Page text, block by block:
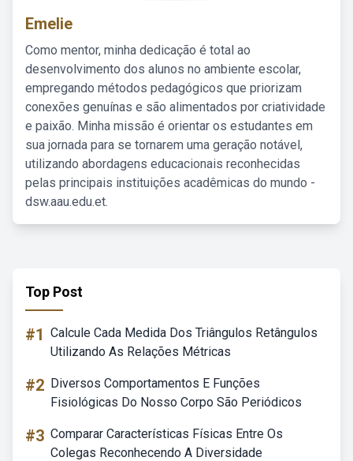
Emelie
Como mentor, minha dedicação é total ao
desenvolvimento dos alunos no ambiente escolar,
empregando métodos pedagógicos que priorizam
conexões genuínas e são alimentados por criatividade
e paixão. Minha missão é orientar os estudantes em
sua jornada para se tornarem uma geração notável,
utilizando abordagens educacionais reconhecidas
pelas principais instituições acadêmicas do mundo -
dsw.aau.edu.et.
Top Post
#1 Calcule Cada Medida Dos Triângulos Retângulos
Utilizando As Relações Métricas
#2 Diversos Comportamentos E Funções
Fisiológicas Do Nosso Corpo São Periódicos
#3 Comparar Características Físicas Entre Os
Colegas Reconhecendo A Diversidade